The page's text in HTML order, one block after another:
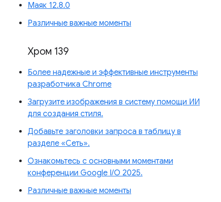
Маяк 12.8.0
Различные важные моменты
Хром 139
Более надежные и эффективные инструменты
разработчика Chrome
Загрузите изображения в систему помощи ИИ
для создания стиля.
Добавьте заголовки запроса в таблицу в
разделе «Сеть».
Ознакомьтесь с основными моментами
конференции Google I/O 2025.
Различные важные моменты